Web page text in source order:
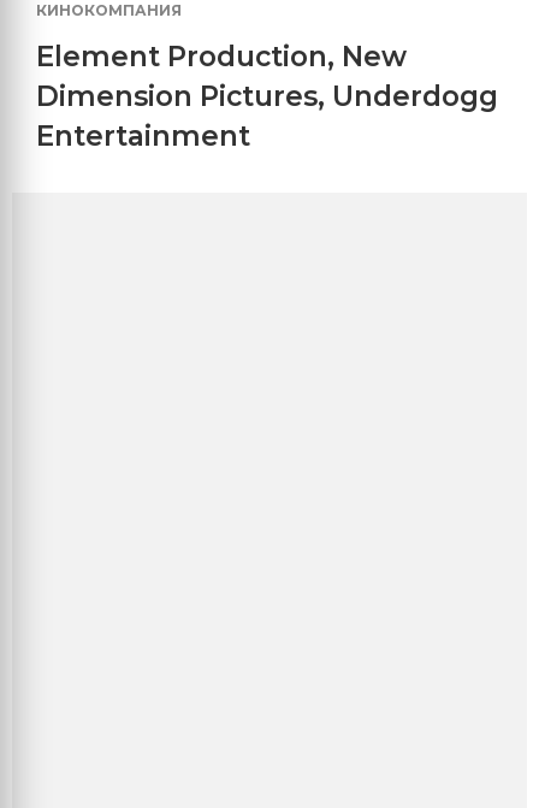
КИНОКОМПАНИЯ
Element Production, New
Dimension Pictures, Underdogg
Entertainment